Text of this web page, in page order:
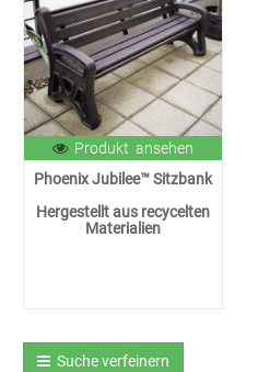
Produkt ansehen
Phoenix Jubilee™ Sitzbank
Hergestellt aus recycelten
Materialien
Suche verfeinern